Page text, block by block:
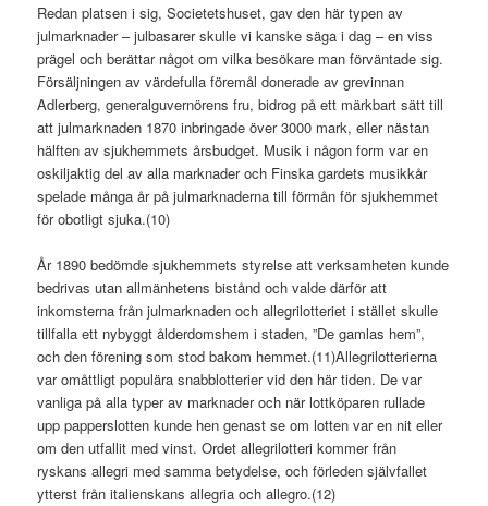
Redan platsen i sig, Societetshuset, gav den här typen av
julmarknader – julbasarer skulle vi kanske säga i dag – en viss
prägel och berättar något om vilka besökare man förväntade sig.
Försäljningen av värdefulla föremål donerade av grevinnan
Adlerberg, generalguvernörens fru, bidrog på ett märkbart sätt till
att julmarknaden 1870 inbringade över 3000 mark, eller nästan
hälften av sjukhemmets årsbudget. Musik i någon form var en
oskiljaktig del av alla marknader och Finska gardets musikkår
spelade många år på julmarknaderna till förmån för sjukhemmet
för obotligt sjuka.(10)
År 1890 bedömde sjukhemmets styrelse att verksamheten kunde
bedrivas utan allmänhetens bistånd och valde därför att
inkomsterna från julmarknaden och allegrilotteriet i stället skulle
tillfalla ett nybyggt ålderdomshem i staden, ”De gamlas hem”,
och den förening som stod bakom hemmet.(11)Allegrilotterierna
var omåttligt populära snabblotterier vid den här tiden. De var
vanliga på alla typer av marknader och när lottköparen rullade
upp papperslotten kunde hen genast se om lotten var en nit eller
om den utfallit med vinst. Ordet allegrilotteri kommer från
ryskansallegri med samma betydelse, och förleden självfallet
ytterst från italienskans allegria och allegro.(12)